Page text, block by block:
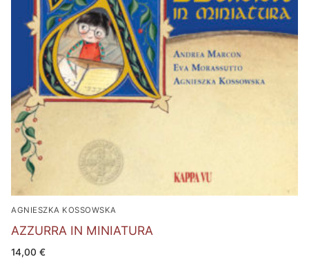
AGNIESZKA KOSSOWSKA
AZZURRA IN MINIATURA
14,00 €